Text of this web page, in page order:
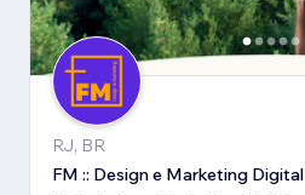
RJ, BR
FM :: Design e Marketing Digital